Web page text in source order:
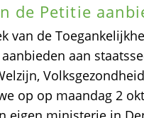
de Petitie
van de
aan
op op maandag 2